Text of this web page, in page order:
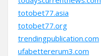
totobet77.asia
totobet77.org
trendingpublication.com
ufabettererum3.com